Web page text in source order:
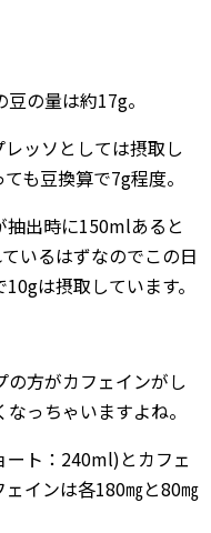
の量は約17g。
ッソとしては摂取し
も豆換算で7g程度。
抽出時に150mlあると
いるはずなのでこの日
は摂取しています。
方がカフェインがし
っちゃいますよね。
ート：240ml)とカフェ
インは各180㎎と80㎎